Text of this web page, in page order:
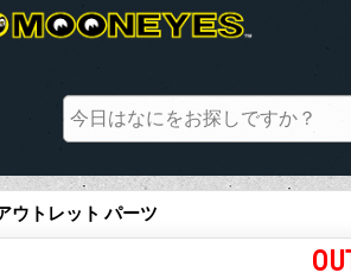
ウトレット パーツ